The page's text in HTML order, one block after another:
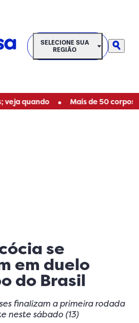
SELECIONE SUA REGIÃO
SELECIONE SUA
REGIÃO
• Mais de 50 corpos são
se
em duelo
do Brasil
finalizam a primeira rodada
neste sábado (13)